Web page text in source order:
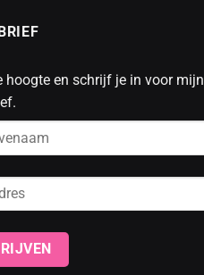
hoogte en schrijf je in voor mijn